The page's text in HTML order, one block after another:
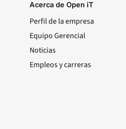
Acerca de Open iT
Perfil de la empresa
Equipo Gerencial
Noticias
Empleos y carreras